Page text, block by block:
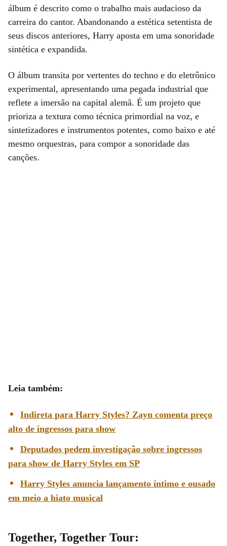
álbum é descrito como o trabalho mais audacioso da
carreira do cantor. Abandonando a estética setentista de
seus discos anteriores, Harry aposta em uma sonoridade
sintética e expandida.
O álbum transita por vertentes do techno e do eletrônico
experimental, apresentando uma pegada industrial que
reflete a imersão na capital alemã. É um projeto que
prioriza a textura como técnica primordial na voz, e
sintetizadores e instrumentos potentes, como baixo e até
mesmo orquestras, para compor a sonoridade das
canções.
Leia também:
Indireta para Harry Styles? Zayn comenta preço
alto de ingressos para show
Deputados pedem investigação sobre ingressos
para show de Harry Styles em SP
Harry Styles anuncia lançamento íntimo e ousado
em meio a hiato musical
Together, Together Tour: